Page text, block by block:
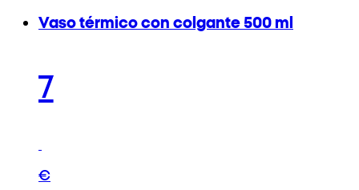
Vaso térmico con colgante 500 ml
7
€